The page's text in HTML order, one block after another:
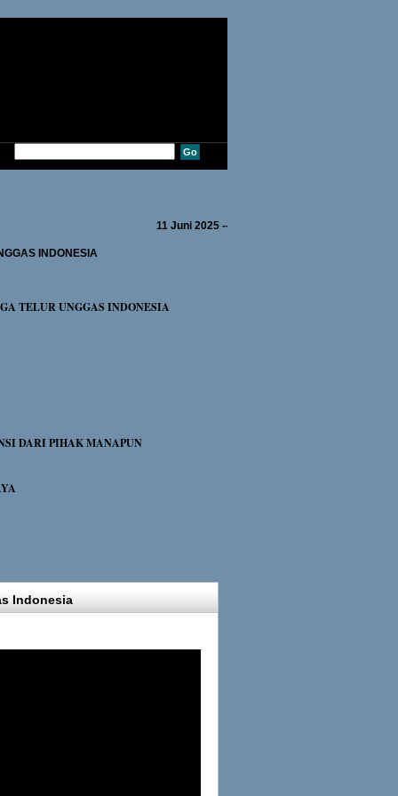
11 Juni 2025 ---Sdr. MULYADI dari DEPOK---
INDONESIA
TELUR UNGGAS INDONESIA
DARI PIHAK MANAPUN
Indonesia